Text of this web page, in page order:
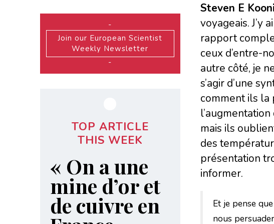
Steven E
voyageais. J’y
rapport
ceux d’entre-
autre côté, je
s’agir d’une
comment ils la
mais ils
des
présentation
informer.
Et je pense
nous
-
Join our European Scientist
Weekly Newsletter
-
TOP ARTICLE
THIS WEEK
« On a une
mine d’or et
de cuivre en